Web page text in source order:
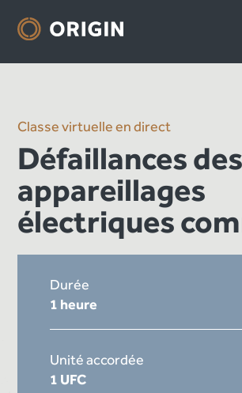
Classe virtuelle en direct
Défaillances des
appareillages
électriques
Durée
1 heure
Unité accordée
1 UFC